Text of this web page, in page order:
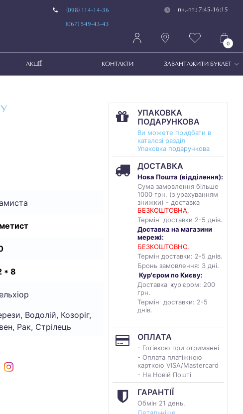
(098) 114-14-36
(067) 549-43-43
пн.-пт.: 7:45-16:15
0
АКЦІЇ КОНТАКТИ ЗАВАНТАЖИТИ БУКЛЕТ
* 8
Водолій, Козоріг,
Рак, Стрілець
УПАКОВКА
ПОДАРУНКОВА
Ви можете придбати в
каталозі разділ
Упаковка подарункова
ДОСТАВКА
Нова Пошта (відділення):
Сума замовлення більше
1000 грн. (з урахуванням
знижки) - доставка
БЕЗКОШТОВНА.
Термін доставки 2-5 днів.
Доставка на магазини
мережі:
БЕЗКОШТОВНО.
Термін доставки: 2-5 днів.
Бронь замовлення: 3 дні.
Кур'єром по Києву:
Доставка кур'єром: 200
грн.
Термін доставки: 2-5
днів.
ОПЛАТА
- Готівкою при отриманні
- Оплата платіжною
карткою VISA/Mastercard
- На Новій Пошті
ГАРАНТІЇ
Обмін 21 день.